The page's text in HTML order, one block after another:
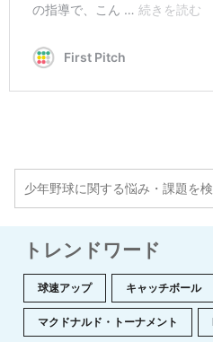
トレンドワード
球速アップ キャッチボール
マクドナルド・トーナメント